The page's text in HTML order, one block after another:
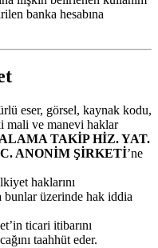
banka hesabına
eser, görsel, kaynak kodu,
mali ve manevi haklar
TAKİP HİZ. YAT.
ANONİM ŞİRKETİ’ne
haklarını
bunlar üzerinde hak iddia
ticari itibarını
taahhüt eder.